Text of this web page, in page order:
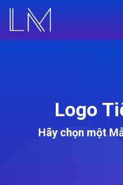
Logo
Hãy chọn một